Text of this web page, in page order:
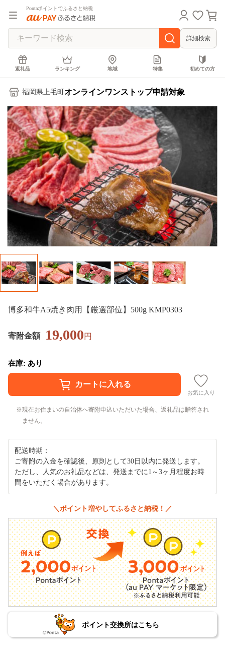
Pontaポイントでふるさと納税
詳細検索
返礼品 ランキング 地域 特集 初めての方
福岡県上毛町 オンラインワンストップ申請対象
博多和牛A5焼き肉用【厳選部位】500g KMP0303
寄附金額 19,000円
在庫: あり
お気に入り
現在お住まいの自治体へ寄附申込いただいた場合、返礼品は贈答され
ません。
配送時期：
ご寄附の入金を確認後、原則として30日以内に発送します。
ただし、人気のお礼品などは、発送までに1～3ヶ月程度お時
間をいただく場合があります。
＼ポイント増やしてふるさと納税！／
ポイント交換所はこちら